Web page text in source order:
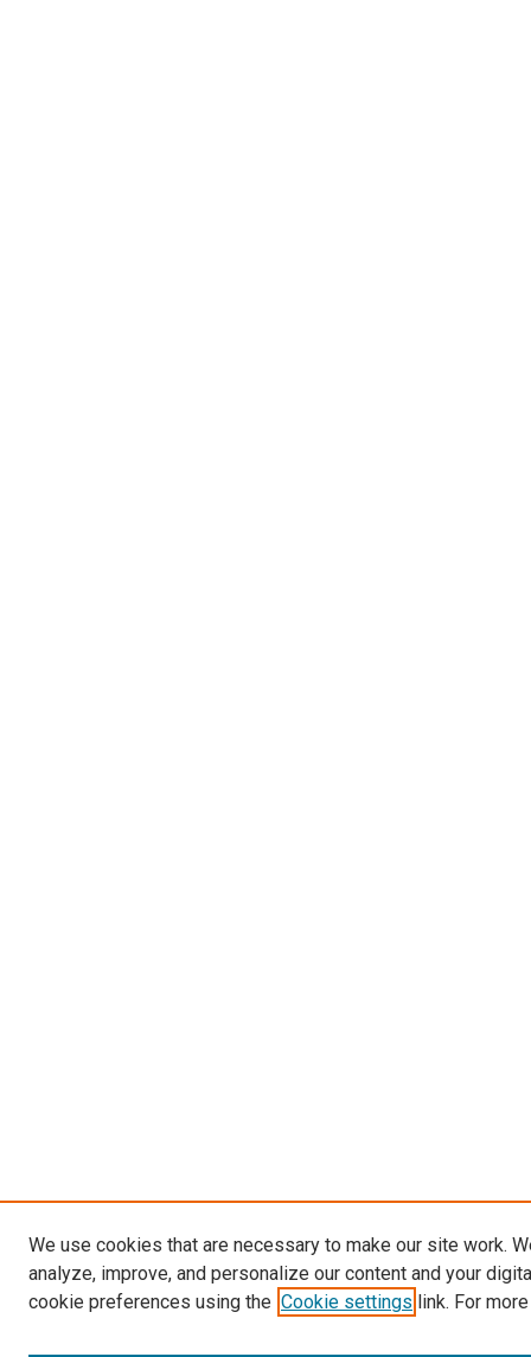
We use cookies that are necessary to make our site work.
analyze, improve, and personalize our content and your
cookie preferences using the Cookie settings link. For